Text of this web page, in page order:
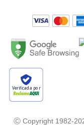
Verificada por
Ⓒ Copyright 1982-